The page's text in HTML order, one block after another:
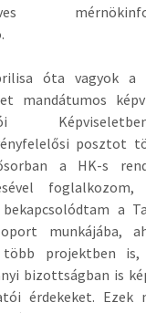
óta vagyok a
mandátumos
posztot
a HK-s
a
munkájába,
projektben is,
bizottságban is
érdekeket. Ezek